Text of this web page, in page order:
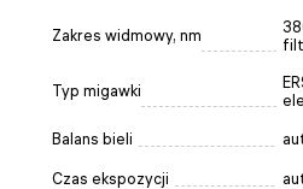
Zakres widmowy, nm
Typ migawki
Balans bieli
Czas ekspozycji